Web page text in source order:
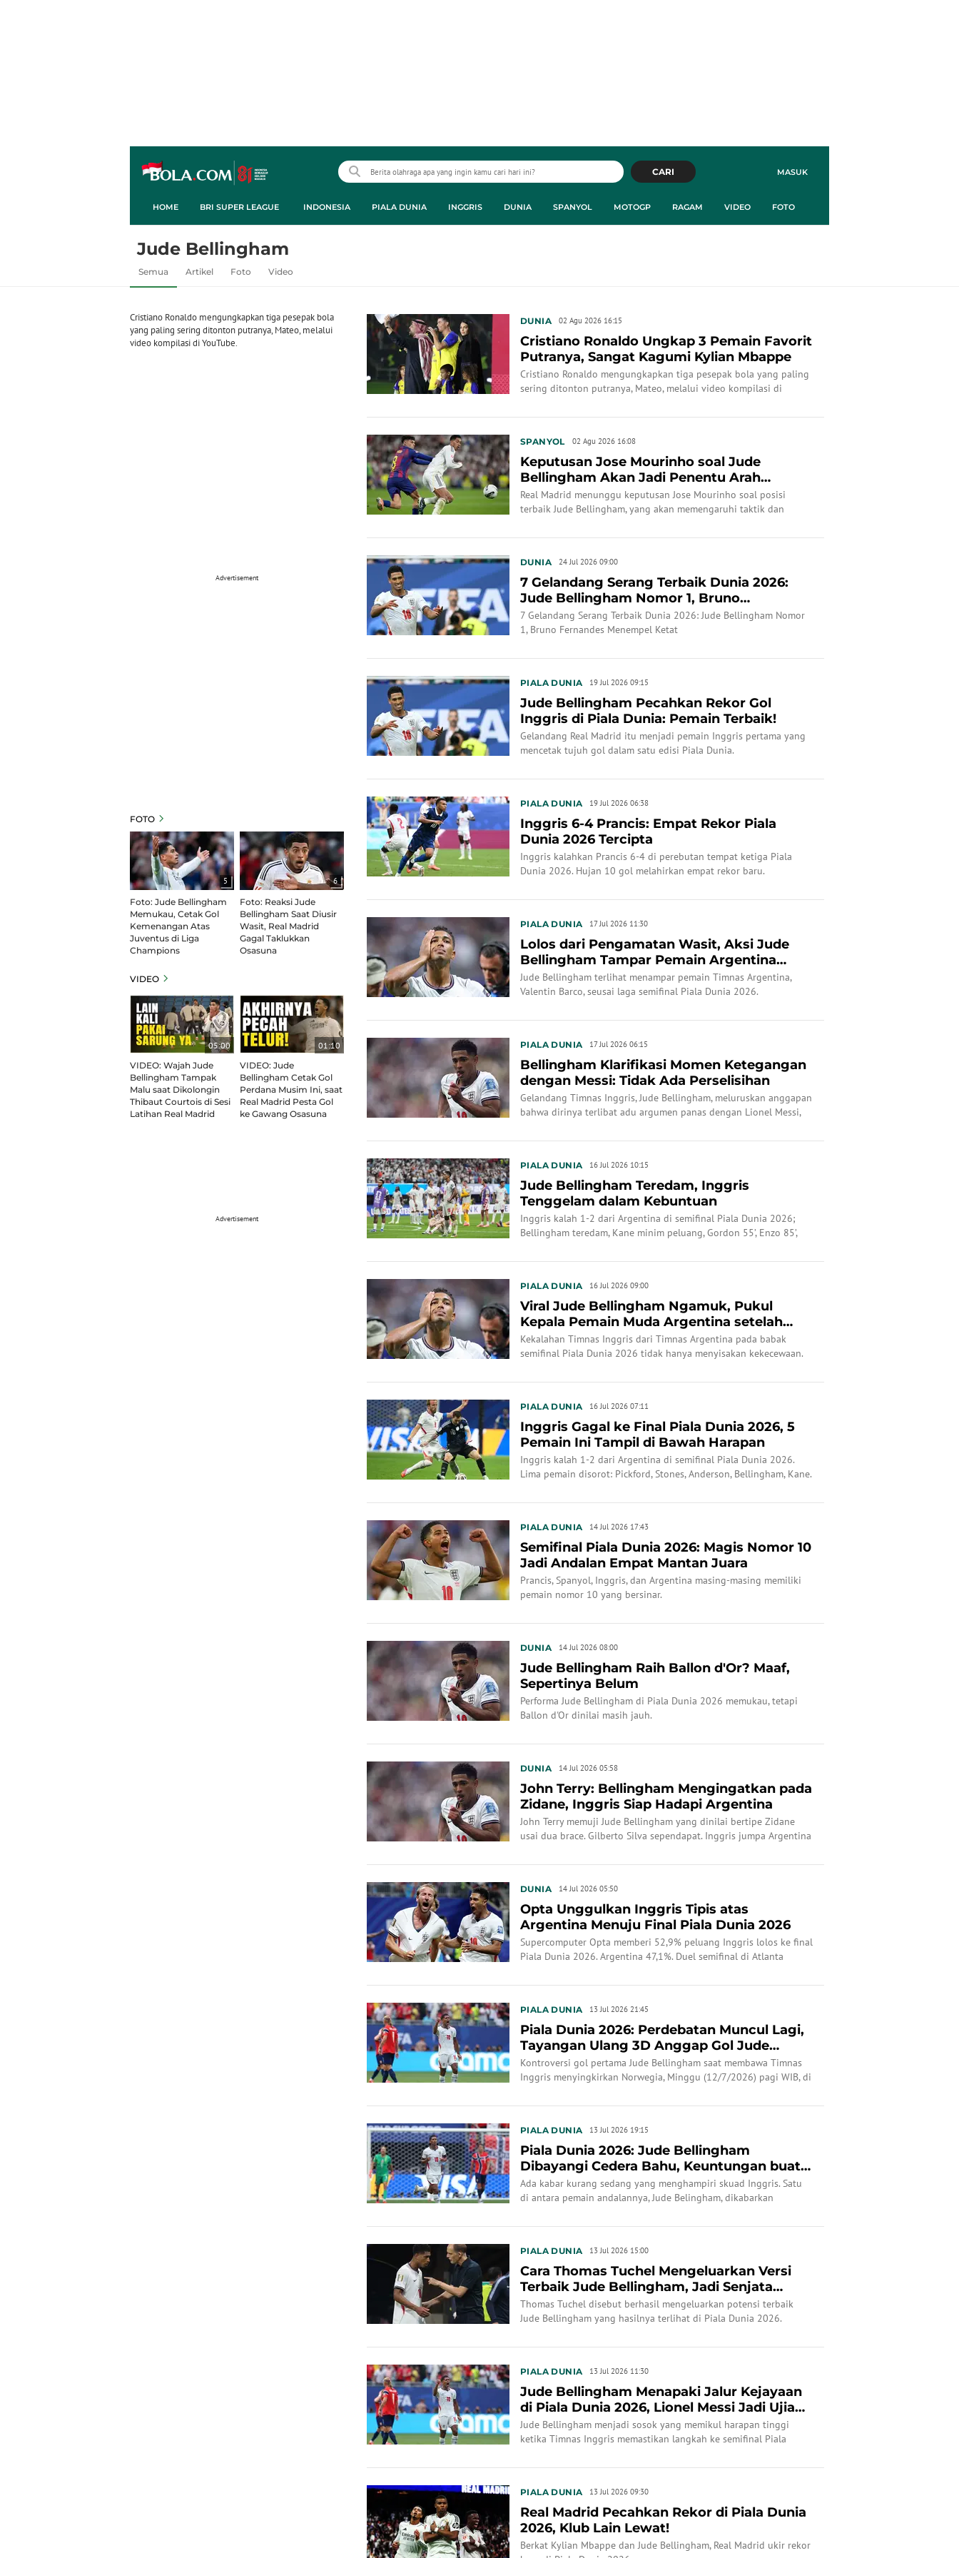
MASUK
CARI
HOME BRI SUPER LEAGUE INDONESIA PIALA DUNIA INGGRIS DUNIA SPANYOL MOTOGP RAGAM VIDEO FOTO
Jude Bellingham
Semua Artikel Foto Video
Cristiano Ronaldo mengungkapkan tiga pesepak bola
yang paling sering ditonton putranya, Mateo, melalui
video kompilasi di YouTube.
Advertisement
FOTO
5
Foto: Jude Bellingham
Memukau, Cetak Gol
Kemenangan Atas
Juventus di Liga
Champions
6
Foto: Reaksi Jude
Bellingham Saat Diusir
Wasit, Real Madrid
Gagal Taklukkan
Osasuna
VIDEO
05:00
VIDEO: Wajah Jude
Bellingham Tampak
Malu saat Dikolongin
Thibaut Courtois di Sesi
Latihan Real Madrid
01:10
VIDEO: Jude
Bellingham Cetak Gol
Perdana Musim Ini, saat
Real Madrid Pesta Gol
ke Gawang Osasuna
Advertisement
DUNIA 02 Agu 2026 16:15
Cristiano Ronaldo Ungkap 3 Pemain Favorit
Putranya, Sangat Kagumi Kylian Mbappe
Cristiano Ronaldo mengungkapkan tiga pesepak bola yang paling
sering ditonton putranya, Mateo, melalui video kompilasi di
SPANYOL 02 Agu 2026 16:08
Keputusan Jose Mourinho soal Jude
Bellingham Akan Jadi Penentu Arah
Permainan Real Madrid
Real Madrid menunggu keputusan Jose Mourinho soal posisi
terbaik Jude Bellingham, yang akan memengaruhi taktik dan
DUNIA 24 Jul 2026 09:00
7 Gelandang Serang Terbaik Dunia 2026:
Jude Bellingham Nomor 1, Bruno
Fernandes Menempel K...
7 Gelandang Serang Terbaik Dunia 2026: Jude Bellingham Nomor
1, Bruno Fernandes Menempel Ketat
PIALA DUNIA 19 Jul 2026 09:15
Jude Bellingham Pecahkan Rekor Gol
Inggris di Piala Dunia: Pemain Terbaik!
Gelandang Real Madrid itu menjadi pemain Inggris pertama yang
mencetak tujuh gol dalam satu edisi Piala Dunia.
PIALA DUNIA 19 Jul 2026 06:38
Inggris 6-4 Prancis: Empat Rekor Piala
Dunia 2026 Tercipta
Inggris kalahkan Prancis 6-4 di perebutan tempat ketiga Piala
Dunia 2026. Hujan 10 gol melahirkan empat rekor baru.
PIALA DUNIA 17 Jul 2026 11:30
Lolos dari Pengamatan Wasit, Aksi Jude
Bellingham Tampar Pemain Argentina
Bakal Berbuntut ...
Jude Bellingham terlihat menampar pemain Timnas Argentina,
Valentin Barco, seusai laga semifinal Piala Dunia 2026.
PIALA DUNIA 17 Jul 2026 06:15
Bellingham Klarifikasi Momen Ketegangan
dengan Messi: Tidak Ada Perselisihan
Gelandang Timnas Inggris, Jude Bellingham, meluruskan anggapan
bahwa dirinya terlibat adu argumen panas dengan Lionel Messi,
PIALA DUNIA 16 Jul 2026 10:15
Jude Bellingham Teredam, Inggris
Tenggelam dalam Kebuntuan
Inggris kalah 1-2 dari Argentina di semifinal Piala Dunia 2026;
Bellingham teredam, Kane minim peluang, Gordon 55’, Enzo 85’,
PIALA DUNIA 16 Jul 2026 09:00
Viral Jude Bellingham Ngamuk, Pukul
Kepala Pemain Muda Argentina setelah
Inggris Tersingk...
Kekalahan Timnas Inggris dari Timnas Argentina pada babak
semifinal Piala Dunia 2026 tidak hanya menyisakan kekecewaan.
PIALA DUNIA 16 Jul 2026 07:11
Inggris Gagal ke Final Piala Dunia 2026, 5
Pemain Ini Tampil di Bawah Harapan
Inggris kalah 1-2 dari Argentina di semifinal Piala Dunia 2026.
Lima pemain disorot: Pickford, Stones, Anderson, Bellingham, Kane.
PIALA DUNIA 14 Jul 2026 17:43
Semifinal Piala Dunia 2026: Magis Nomor 10
Jadi Andalan Empat Mantan Juara
Prancis, Spanyol, Inggris, dan Argentina masing-masing memiliki
pemain nomor 10 yang bersinar.
DUNIA 14 Jul 2026 08:00
Jude Bellingham Raih Ballon d'Or? Maaf,
Sepertinya Belum
Performa Jude Bellingham di Piala Dunia 2026 memukau, tetapi
Ballon d'Or dinilai masih jauh.
DUNIA 14 Jul 2026 05:58
John Terry: Bellingham Mengingatkan pada
Zidane, Inggris Siap Hadapi Argentina
John Terry memuji Jude Bellingham yang dinilai bertipe Zidane
usai dua brace. Gilberto Silva sependapat. Inggris jumpa Argentina
DUNIA 14 Jul 2026 05:50
Opta Unggulkan Inggris Tipis atas
Argentina Menuju Final Piala Dunia 2026
Supercomputer Opta memberi 52,9% peluang Inggris lolos ke final
Piala Dunia 2026. Argentina 47,1%. Duel semifinal di Atlanta
PIALA DUNIA 13 Jul 2026 21:45
Piala Dunia 2026: Perdebatan Muncul Lagi,
Tayangan Ulang 3D Anggap Gol Jude
Bellingham ke ...
Kontroversi gol pertama Jude Bellingham saat membawa Timnas
Inggris menyingkirkan Norwegia, Minggu (12/7/2026) pagi WIB, di
PIALA DUNIA 13 Jul 2026 19:15
Piala Dunia 2026: Jude Bellingham
Dibayangi Cedera Bahu, Keuntungan buat
Argentina?
Ada kabar kurang sedang yang menghampiri skuad Inggris. Satu
di antara pemain andalannya, Jude Belingham, dikabarkan
PIALA DUNIA 13 Jul 2026 15:00
Cara Thomas Tuchel Mengeluarkan Versi
Terbaik Jude Bellingham, Jadi Senjata
Andalan Inggri...
Thomas Tuchel disebut berhasil mengeluarkan potensi terbaik
Jude Bellingham yang hasilnya terlihat di Piala Dunia 2026.
PIALA DUNIA 13 Jul 2026 11:30
Jude Bellingham Menapaki Jalur Kejayaan
di Piala Dunia 2026, Lionel Messi Jadi Ujian
Berik...
Jude Bellingham menjadi sosok yang memikul harapan tinggi
ketika Timnas Inggris memastikan langkah ke semifinal Piala
PIALA DUNIA 13 Jul 2026 09:30
Real Madrid Pecahkan Rekor di Piala Dunia
2026, Klub Lain Lewat!
Berkat Kylian Mbappe dan Jude Bellingham, Real Madrid ukir rekor